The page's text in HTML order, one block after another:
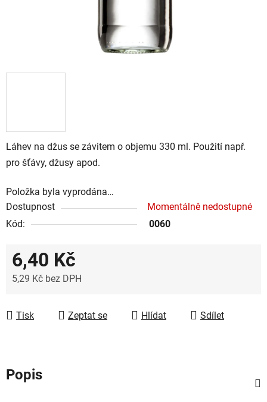
Láhev na džus se závitem o objemu 330 ml. Použití např.
pro šťávy, džusy apod.
Položka byla vyprodána…
Dostupnost
Momentálně nedostupné
Kód:
0060
6,40 Kč
5,29 Kč bez DPH
Tisk
Zeptat se Hlídat Sdílet
Popis